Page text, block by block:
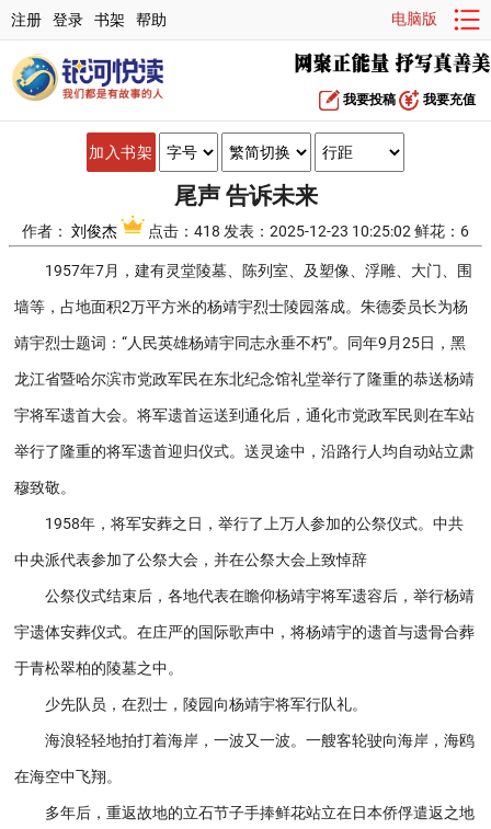
注册 登录 书架 帮助 电脑版
我要投稿 我要充值
加入书架
尾声 告诉未来
作者： 刘俊杰 点击：418 发表：2025-12-23 10:25:02 鲜花：6
1957年7月，建有灵堂陵墓、陈列室、及塑像、浮雕、大门、围
墙等，占地面积2万平方米的杨靖宇烈士陵园落成。朱德委员长为杨
靖宇烈士题词：“人民英雄杨靖宇同志永垂不朽”。同年9月25日，黑
龙江省暨哈尔滨市党政军民在东北纪念馆礼堂举行了隆重的恭送杨靖
宇将军遗首大会。将军遗首运送到通化后，通化市党政军民则在车站
举行了隆重的将军遗首迎归仪式。送灵途中，沿路行人均自动站立肃
穆致敬。
1958年，将军安葬之日，举行了上万人参加的公祭仪式。中共
中央派代表参加了公祭大会，并在公祭大会上致悼辞
公祭仪式结束后，各地代表在瞻仰杨靖宇将军遗容后，举行杨靖
宇遗体安葬仪式。在庄严的国际歌声中，将杨靖宇的遗首与遗骨合葬
于青松翠柏的陵墓之中。
少先队员，在烈士，陵园向杨靖宇将军行队礼。
海浪轻轻地拍打着海岸，一波又一波。一艘客轮驶向海岸，海鸥
在海空中飞翔。
多年后，重返故地的立石节子手捧鲜花站立在日本侨俘遣返之地